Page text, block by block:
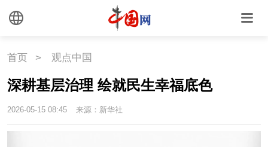
首页 > 观点中国
深耕基层治理 绘就民生幸福底色
2026-05-15 08:45 来源：新华社